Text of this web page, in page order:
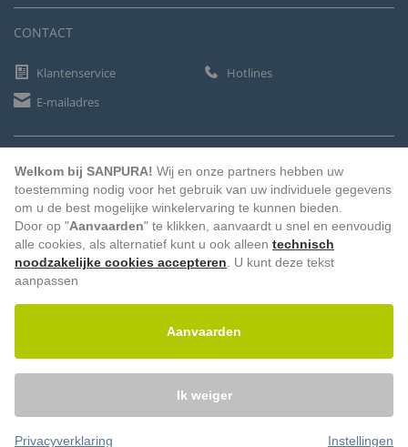
CONTACT
Klantenservice
Hotlines
E-mailadres
Vooruitbetaling Factuur Automatische afschrijving
© 2026 – Sanpura. Alle rechten voorbehouden.
Welkom bij SANPURA! Wij en onze partners hebben uw
toestemming nodig voor het gebruik van uw individuele gegevens
om u de best mogelijke winkelervaring te kunnen bieden.
Door op "Aanvaarden" te klikken, aanvaardt u snel en eenvoudig
alle cookies, als alternatief kunt u ook alleen technisch
noodzakelijke cookies accepteren . U kunt deze tekst
aanpassen
Aanvaarden
Ik weiger
Privacyverklaring Instellingen